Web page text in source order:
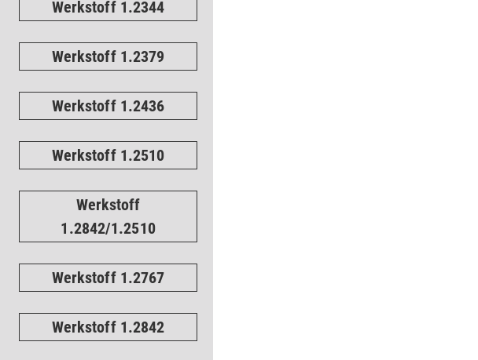
Werkstoff 1.2344
Werkstoff 1.2379
Werkstoff 1.2436
Werkstoff 1.2510
Werkstoff
1.2842/1.2510
Werkstoff 1.2767
Werkstoff 1.2842